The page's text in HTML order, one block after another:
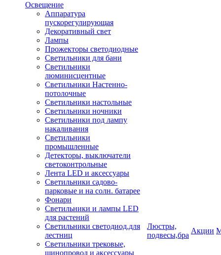
Освещение
Аппаратура
пускорегулирующая
Декоративный свет
Лампы
Прожекторы светодиодные
Светильники для бани
Светильники
люминисцентные
Светильники Настенно-
потолочные
Светильники настольные
Светильники ночники
Светильники под лампу
накаливания
Светильники
промышленные
Детекторы, выключатели
светоконтрольные
Лента LED и аксессуары
Светильники садово-
парковые и на солн. батарее
Фонари
Светильники и лампы LED
для растений
Светильники светодиод.для
лестниц
Светильники трековые,
шинопровод и аксессуары
Люстры,
подвесы,бра
Акции